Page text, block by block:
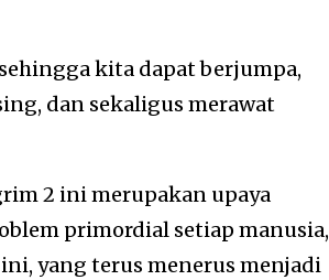
kita dapat berjumpa,
dan sekaligus merawat
2 ini merupakan upaya
primordial setiap manusia,
yang terus menerus menjadi